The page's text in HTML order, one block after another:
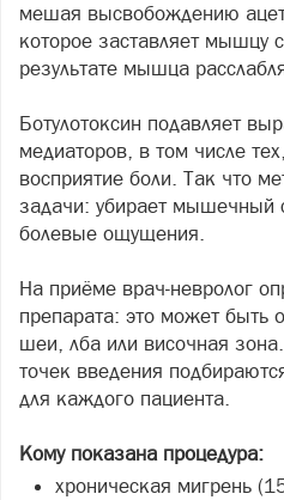
мешая высвобождению
которое заставляет мышцу
результате мышца
Ботулотоксин подавляет
медиаторов, в том числе
восприятие боли. Так что
задачи: убирает мышечный
болевые ощущения.
На приёме врач-невролог
препарата: это может быть
шеи, лба или височная
точек введения
для каждого пациента.
Кому показана процедура:
хроническая мигрень